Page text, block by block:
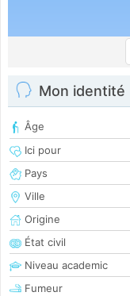
Mon identité
Âge
Ici pour
Pays
Ville
Origine
État civil
Niveau academic
Fumeur